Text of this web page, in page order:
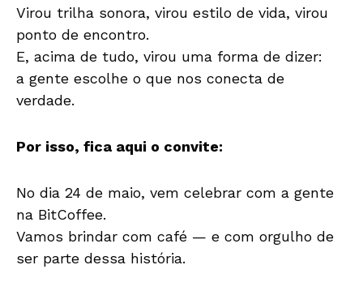
Virou trilha sonora, virou estilo de vida, virou
ponto de encontro.
E, acima de tudo, virou uma forma de dizer:
a gente escolhe o que nos conecta de
verdade.
Por isso, fica aqui o convite:
No dia 24 de maio, vem celebrar com a gente
na BitCoffee.
Vamos brindar com café — e com orgulho de
ser parte dessa história.